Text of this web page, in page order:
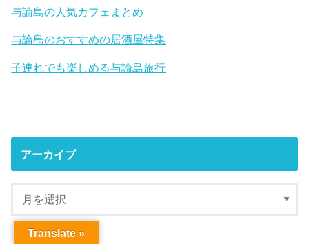
与論島の人気カフェまとめ
与論島のおすすめの居酒屋特集
子連れでも楽しめる与論島旅行
アーカイブ
Translate »